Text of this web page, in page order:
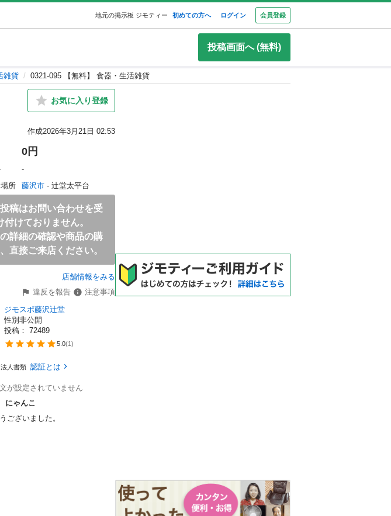
地元の掲示板 ジモティー 初めての方へ ログイン 会員登録
投稿画面へ (無料)
雑貨 0321-095 【無料】 食器・生活雑貨
お気に入り登録
作成2026年3月21日 02:53
0円
-
所
藤沢市 - 辻堂太平台
稿はお問い合わせを受
付けておりません。
詳細の確認や商品の購
直接ご来店ください。
店舗情報をみる
違反を報告
注意事項
ジモスポ藤沢辻堂
性別非公開
投稿： 72489
5.0(1)
法人書類 認証とは
が設定されていません
にゃんこ
ございました。